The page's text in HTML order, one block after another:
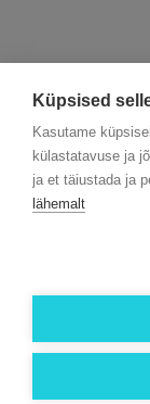
Küpsised
Kasutame
külastatavuse ja
ja et täiustada ja
lähemalt